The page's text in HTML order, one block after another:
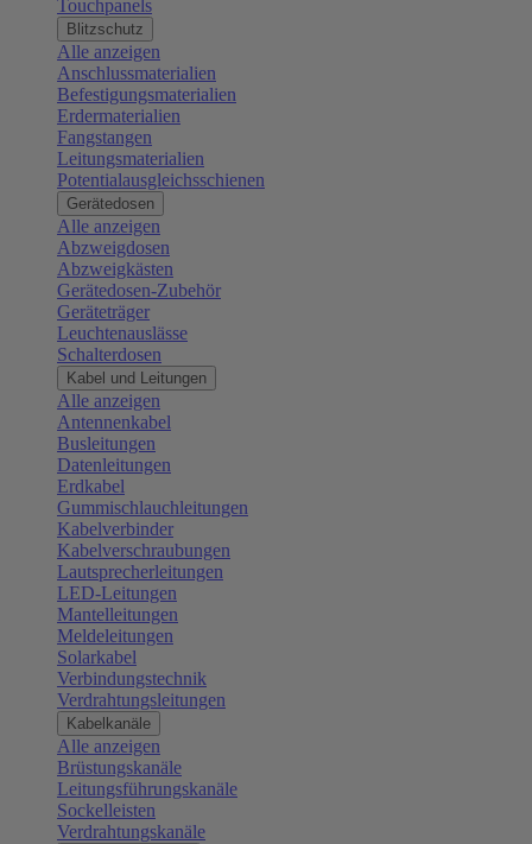
Touchpanels
Blitzschutz
Alle anzeigen
Anschlussmaterialien
Befestigungsmaterialien
Erdermaterialien
Fangstangen
Leitungsmaterialien
Potentialausgleichsschienen
Gerätedosen
Alle anzeigen
Abzweigdosen
Abzweigkästen
Gerätedosen-Zubehör
Geräteträger
Leuchtenauslässe
Schalterdosen
Kabel und Leitungen
Alle anzeigen
Antennenkabel
Busleitungen
Datenleitungen
Erdkabel
Gummischlauchleitungen
Kabelverbinder
Kabelverschraubungen
Lautsprecherleitungen
LED-Leitungen
Mantelleitungen
Meldeleitungen
Solarkabel
Verbindungstechnik
Verdrahtungsleitungen
Kabelkanäle
Alle anzeigen
Brüstungskanäle
Leitungsführungskanäle
Sockelleisten
Verdrahtungskanäle